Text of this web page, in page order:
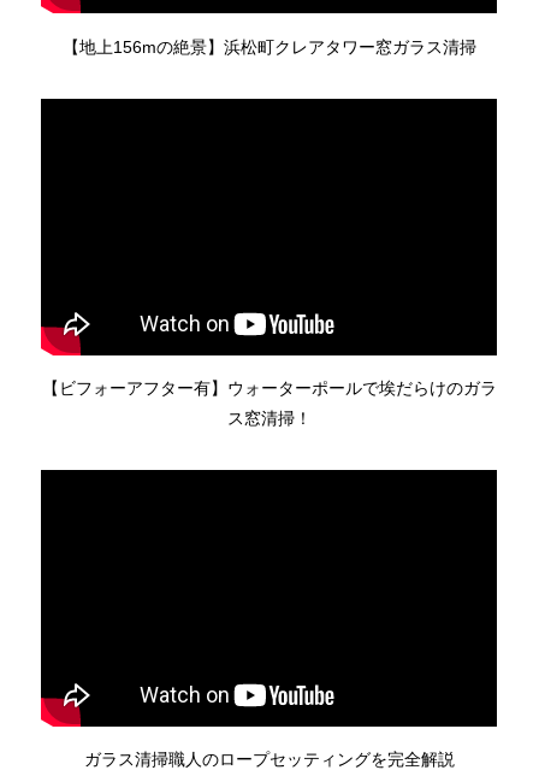
【地上156mの絶景】浜松町クレアタワー窓ガラス清掃
【ビフォーアフター有】ウォーターポールで埃だらけのガラ
ス窓清掃！
ガラス清掃職人のロープセッティングを完全解説